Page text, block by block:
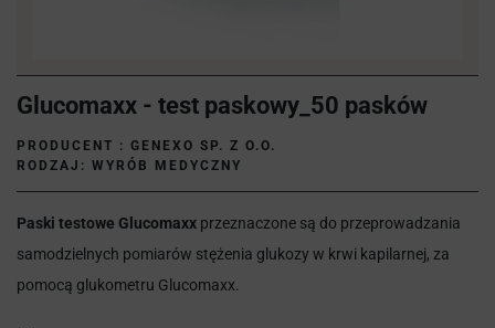
Glucomaxx - test paskowy_50 pasków
PRODUCENT : GENEXO SP. Z O.O.
RODZAJ: WYRÓB MEDYCZNY
Paski testowe Glucomaxx przeznaczone są do przeprowadzania
samodzielnych pomiarów stężenia glukozy w krwi kapilarnej, za
pomocą glukometru Glucomaxx.